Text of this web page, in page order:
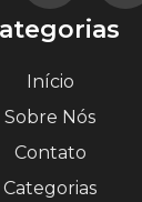
Início
Sobre Nós
Contato
Categorias